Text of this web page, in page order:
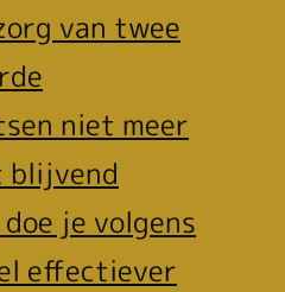
van twee
niet meer
blijvend
je volgens
effectiever